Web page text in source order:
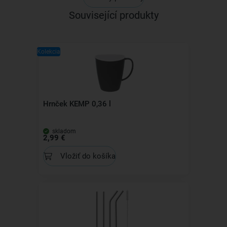
Související produkty
Kolekcia
Hrnček KEMP 0,36 l
skladom
2,99 €
Vložiť do košíka